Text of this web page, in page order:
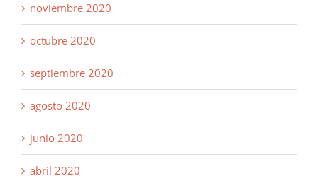
noviembre 2020
octubre 2020
septiembre 2020
agosto 2020
junio 2020
abril 2020